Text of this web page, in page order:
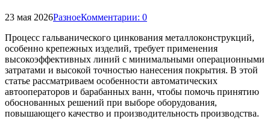
23 мая 2026РазноеКомментарии: 0
Процесс гальванического цинкования металлоконструкций,
особенно крепежных изделий, требует применения
высокоэффективных линий с минимальными операционными
затратами и высокой точностью нанесения покрытия. В этой
статье рассматриваем особенности автоматических
автооператоров и барабанных ванн, чтобы помочь принятию
обоснованных решений при выборе оборудования,
повышающего качество и производительность производства.